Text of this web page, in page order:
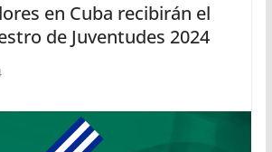
en Cuba recibirán el
de Juventudes 2024